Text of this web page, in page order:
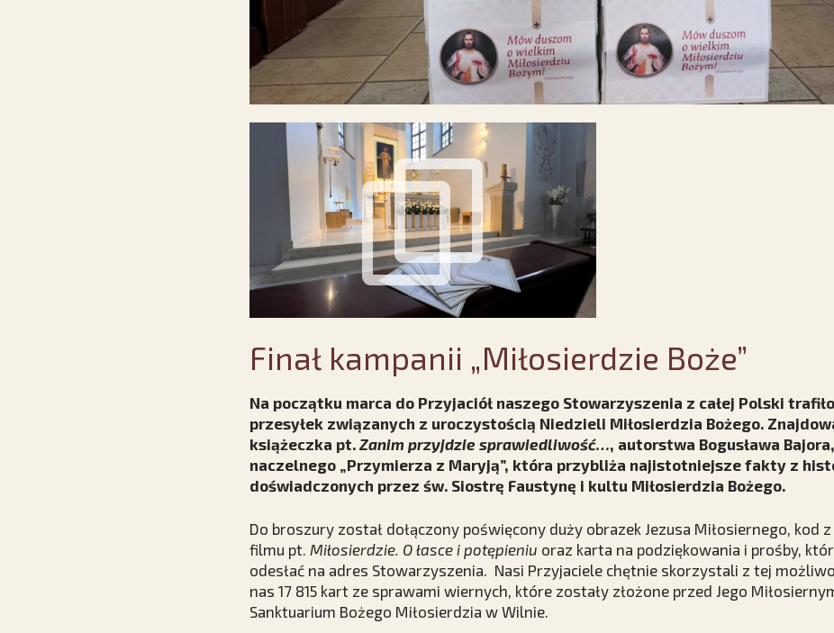
Finał kampanii „Miłosierdzie Boże”
Na początku marca do Przyjaciół naszego Stowarzyszenia z całej Polski
przesyłek związanych z uroczystością Niedzieli Miłosierdzia Bożego.
książeczka pt. Zanim przyjdzie sprawiedliwość…, autorstwa Bogusława
naczelnego „Przymierza z Maryją”, która przybliża najistotniejsze fakty z
doświadczonych przez św. Siostrę Faustynę i kultu Miłosierdzia Bożego.
Do broszury został dołączony poświęcony duży obrazek Jezusa Miłosiernego, kod
filmu pt. Miłosierdzie. O łasce i potępieniu oraz karta na podziękowania i prośby,
odesłać na adres Stowarzyszenia. Nasi Przyjaciele chętnie skorzystali z tej
nas 17 815 kart ze sprawami wiernych, które zostały złożone przed Jego
Sanktuarium Bożego Miłosierdzia w Wilnie.